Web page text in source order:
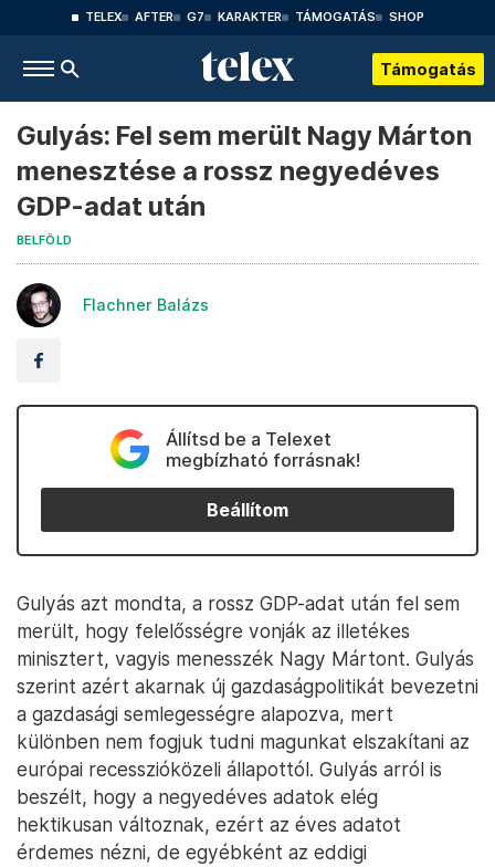
TELEX AFTER G7 KARAKTER TÁMOGATÁS SHOP
Támogatás
Gulyás: Fel sem merült Nagy Márton
menesztése a rossz negyedéves
GDP-adat után
BELFÖLD
Flachner Balázs
Állítsd be a Telexet
megbízható forrásnak!
Beállítom
Gulyás azt mondta, a rossz GDP-adat után fel sem
merült, hogy felelősségre vonják az illetékes
minisztert, vagyis menesszék Nagy Mártont. Gulyás
szerint azért akarnak új gazdaságpolitikát bevezetni
a gazdasági semlegességre alapozva, mert
különben nem fogjuk tudni magunkat elszakítani az
európai recesszióközeli állapottól. Gulyás arról is
beszélt, hogy a negyedéves adatok elég
hektikusan változnak, ezért az éves adatot
érdemes nézni, de egyébként az eddigi